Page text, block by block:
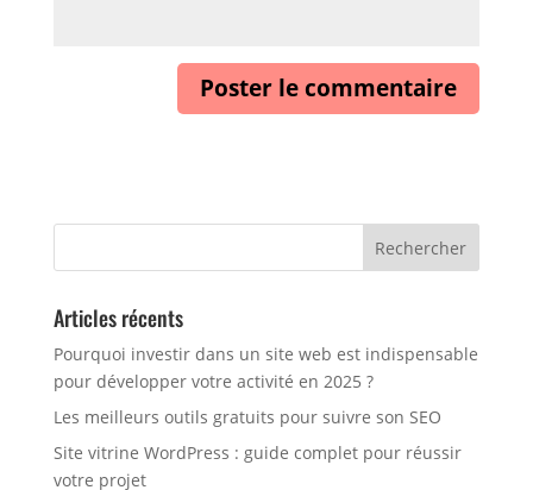
Articles récents
Pourquoi investir dans un site web est indispensable
pour développer votre activité en 2025 ?
Les meilleurs outils gratuits pour suivre son SEO
Site vitrine WordPress : guide complet pour réussir
votre projet